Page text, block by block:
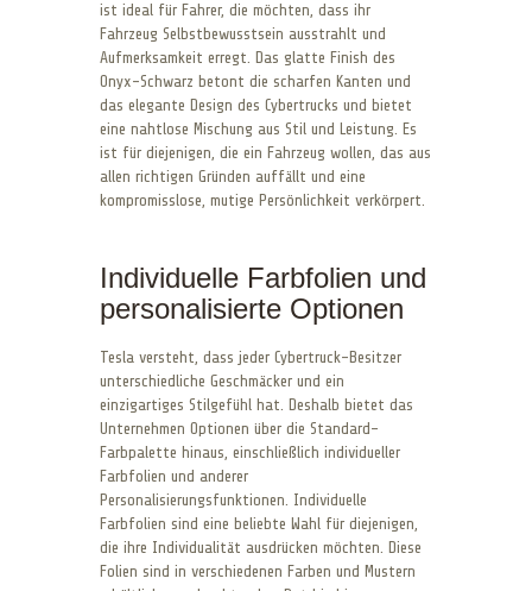
ist ideal für Fahrer, die möchten, dass ihr
Fahrzeug Selbstbewusstsein ausstrahlt und
Aufmerksamkeit erregt. Das glatte Finish des
Onyx-Schwarz betont die scharfen Kanten und
das elegante Design des Cybertrucks und bietet
eine nahtlose Mischung aus Stil und Leistung. Es
ist für diejenigen, die ein Fahrzeug wollen, das aus
allen richtigen Gründen auffällt und eine
kompromisslose, mutige Persönlichkeit verkörpert.
Individuelle Farbfolien und
personalisierte Optionen
Tesla versteht, dass jeder Cybertruck-Besitzer
unterschiedliche Geschmäcker und ein
einzigartiges Stilgefühl hat. Deshalb bietet das
Unternehmen Optionen über die Standard-
Farbpalette hinaus, einschließlich individueller
Farbfolien und anderer
Personalisierungsfunktionen. Individuelle
Farbfolien sind eine beliebte Wahl für diejenigen,
die ihre Individualität ausdrücken möchten. Diese
Folien sind in verschiedenen Farben und Mustern